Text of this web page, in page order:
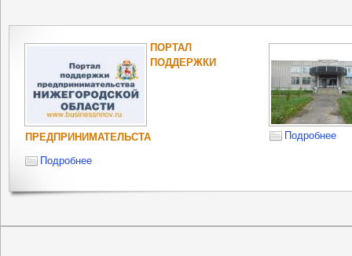
ПОРТАЛ
ПОДДЕРЖКИ
ПРЕДПРИНИМАТЕЛЬСТА
Подробнее
Подробнее